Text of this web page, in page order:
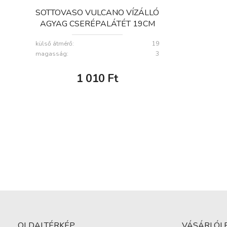
SOTTOVASO VULCANO VÍZÁLLÓ
AGYAG CSERÉPALÁTÉT 19CM
külső átmérő:
19
magasság:
3
1 010 Ft